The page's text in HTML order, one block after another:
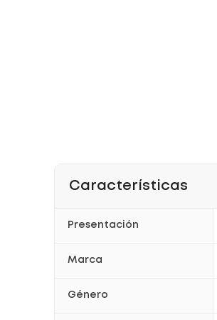
Características
Presentación
Marca
Género